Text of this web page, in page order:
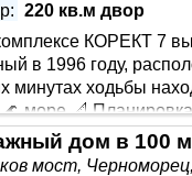
220 кв.м двор
КОРЕКТ 7
в 1996 году,
минутах ходьбы
море 📐
кв.м 🛏️ Три
ужинов и
мост,